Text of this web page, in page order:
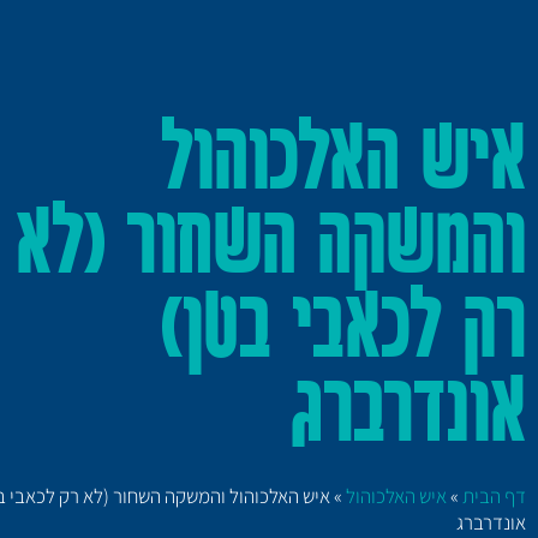
איש האלכוהול
והמשקה השחור (לא
רק לכאבי בטן)
אונדרברג
דף הבית»איש האלכוהול»איש האלכוהול והמשקה השחור (לא רק לכאבי
אונדרברג